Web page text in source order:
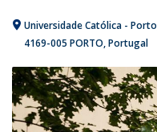
Universidade Católica - Porto
4169-005 PORTO Portugal